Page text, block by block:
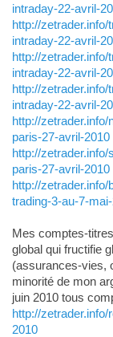
intraday-22-avril-
http://
intraday-22-avril-
http://
intraday-22-avril-
http://
intraday-22-avril-
http://
paris-27-avril-2010
http://
paris-27-avril-2010
http://
trading-3-au-7-
Mes comptes-
global qui fructifie
(assurances-vies,
minorité de mon
juin 2010 tous
http://
2010